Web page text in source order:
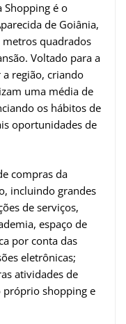
Shopping é o
de Goiânia,
quadrados
Voltado para a
região, criando
uma média de
os hábitos de
oportunidades de
compras da
incluindo grandes
de serviços,
espaço de
por conta das
eletrônicas;
atividades de
shopping e